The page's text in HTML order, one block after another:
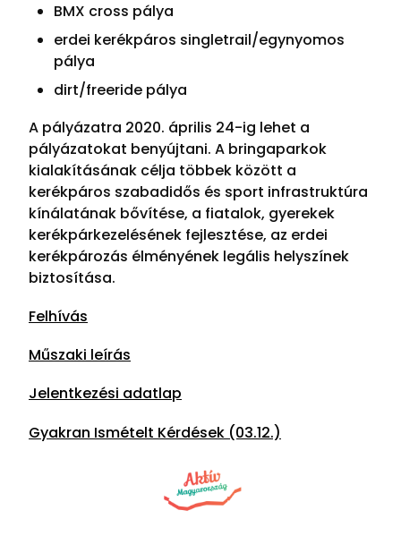
BMX cross pálya
erdei kerékpáros singletrail/egynyomos
pálya
dirt/freeride pálya
A pályázatra 2020. április 24-ig lehet a
pályázatokat benyújtani. A bringaparkok
kialakításának célja többek között a
kerékpáros szabadidős és sport infrastruktúra
kínálatának bővítése, a fiatalok, gyerekek
kerékpárkezelésének fejlesztése, az erdei
kerékpározás élményének legális helyszínek
biztosítása.
Felhívás
Műszaki leírás
Jelentkezési adatlap
Gyakran Ismételt Kérdések (03.12.)